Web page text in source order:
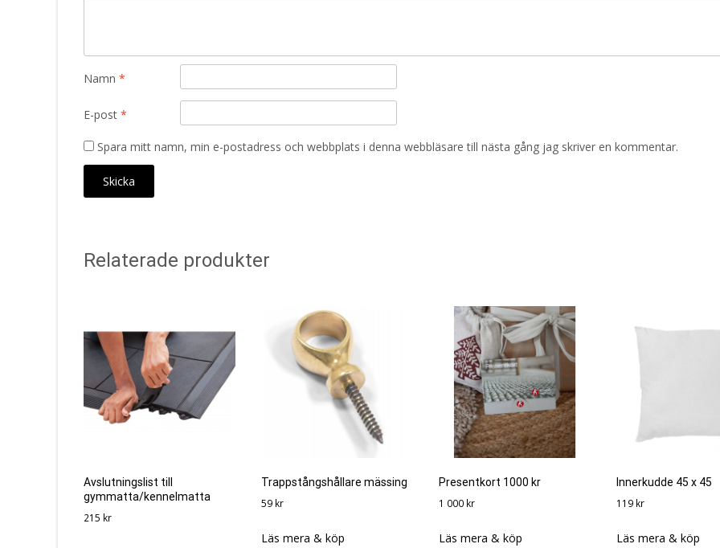
Namn *
E-post *
Spara mitt namn, min e-postadress och webbplats i denna webbläsare till nästa gång jag skriver en kommentar.
Relaterade produkter
Avslutningslist till
gymmatta/kennelmatta
215 kr
Trappstångshållare mässing
59 kr
Läs mera & köp
Presentkort 1000 kr
1 000 kr
Läs mera & köp
Innerkudde 45 x 45
119 kr
Läs mera & köp